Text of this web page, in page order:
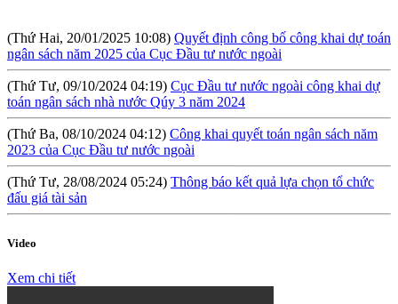
ngân sách năm 2025 của Cục Đầu tư nước ngoài
(Thứ Tư, 09/10/2024 04:19)Cục Đầu tư nước ngoài công khai dự
toán ngân sách nhà nước Qúy 3 năm 2024
(Thứ Ba, 08/10/2024 04:12)Công khai quyết toán ngân sách năm
2023 của Cục Đầu tư nước ngoài
(Thứ Tư, 28/08/2024 05:24)Thông báo kết quả lựa chọn tổ chức
đấu giá tài sản
(Thứ Sáu, 09/08/2024 10:57)Hội thảo: Cơ chế khuyến khích đầu tư
sách Quý I năm 2024
Video
Xem chi tiết